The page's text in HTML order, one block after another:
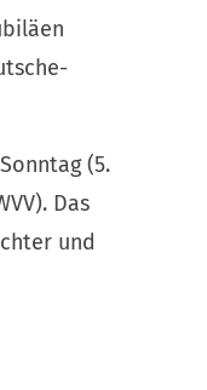
(5.
Das
und